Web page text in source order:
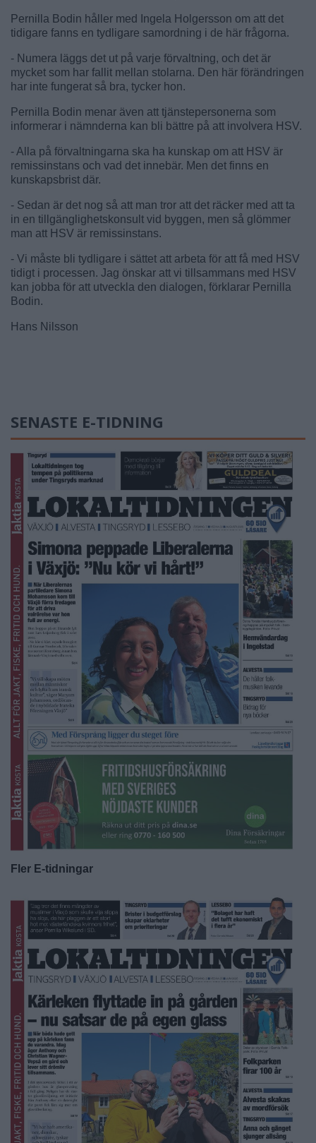
Pernilla Bodin håller med Ingela Holgersson om att det
tidigare fanns en tydligare samordning i de här frågorna.
- Numera läggs det ut på varje förvaltning, och det är
mycket som har fallit mellan stolarna. Den här förändringen
har inte fungerat så bra, tycker hon.
Pernilla Bodin menar även att tjänstepersonerna som
informerar i nämnderna kan bli bättre på att involvera HSV.
- Alla på förvaltningarna ska ha kunskap om att HSV är
remissinstans och vad det innebär. Men det finns en
kunskapsbrist där.
- Sedan är det nog så att man tror att det räcker med att ta
in en tillgänglighetskonsult vid byggen, men så glömmer
man att HSV är remissinstans.
- Vi måste bli tydligare i sättet att arbeta för att få med HSV
tidigt i processen. Jag önskar att vi tillsammans med HSV
kan jobba för att utveckla den dialogen, förklarar Pernilla
Bodin.
Hans Nilsson
SENASTE E-TIDNING
Fler E-tidningar